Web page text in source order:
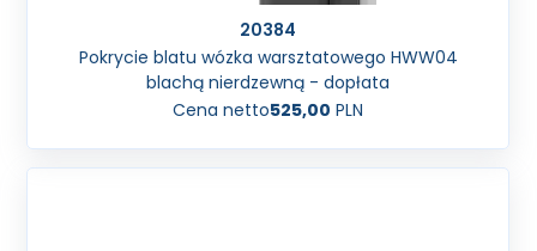
20384
Pokrycie blatu wózka warsztatowego HWW04
blachą nierdzewną - dopłata
Cena netto525,00 PLN